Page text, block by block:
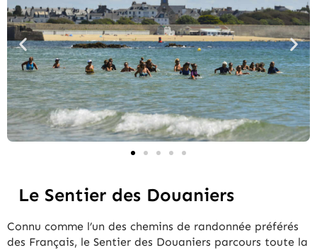
Le Sentier des Douaniers
Connu comme l’un des chemins de randonnée préférés
des Français, le Sentier des Douaniers parcours toute la